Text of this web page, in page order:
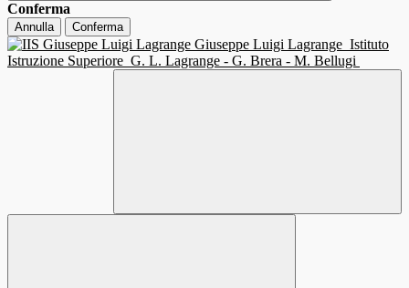
Conferma
Annulla Conferma
Giuseppe Luigi Lagrange Istituto
Istruzione Superiore G. L. Lagrange - G. Brera - M. Bellugi